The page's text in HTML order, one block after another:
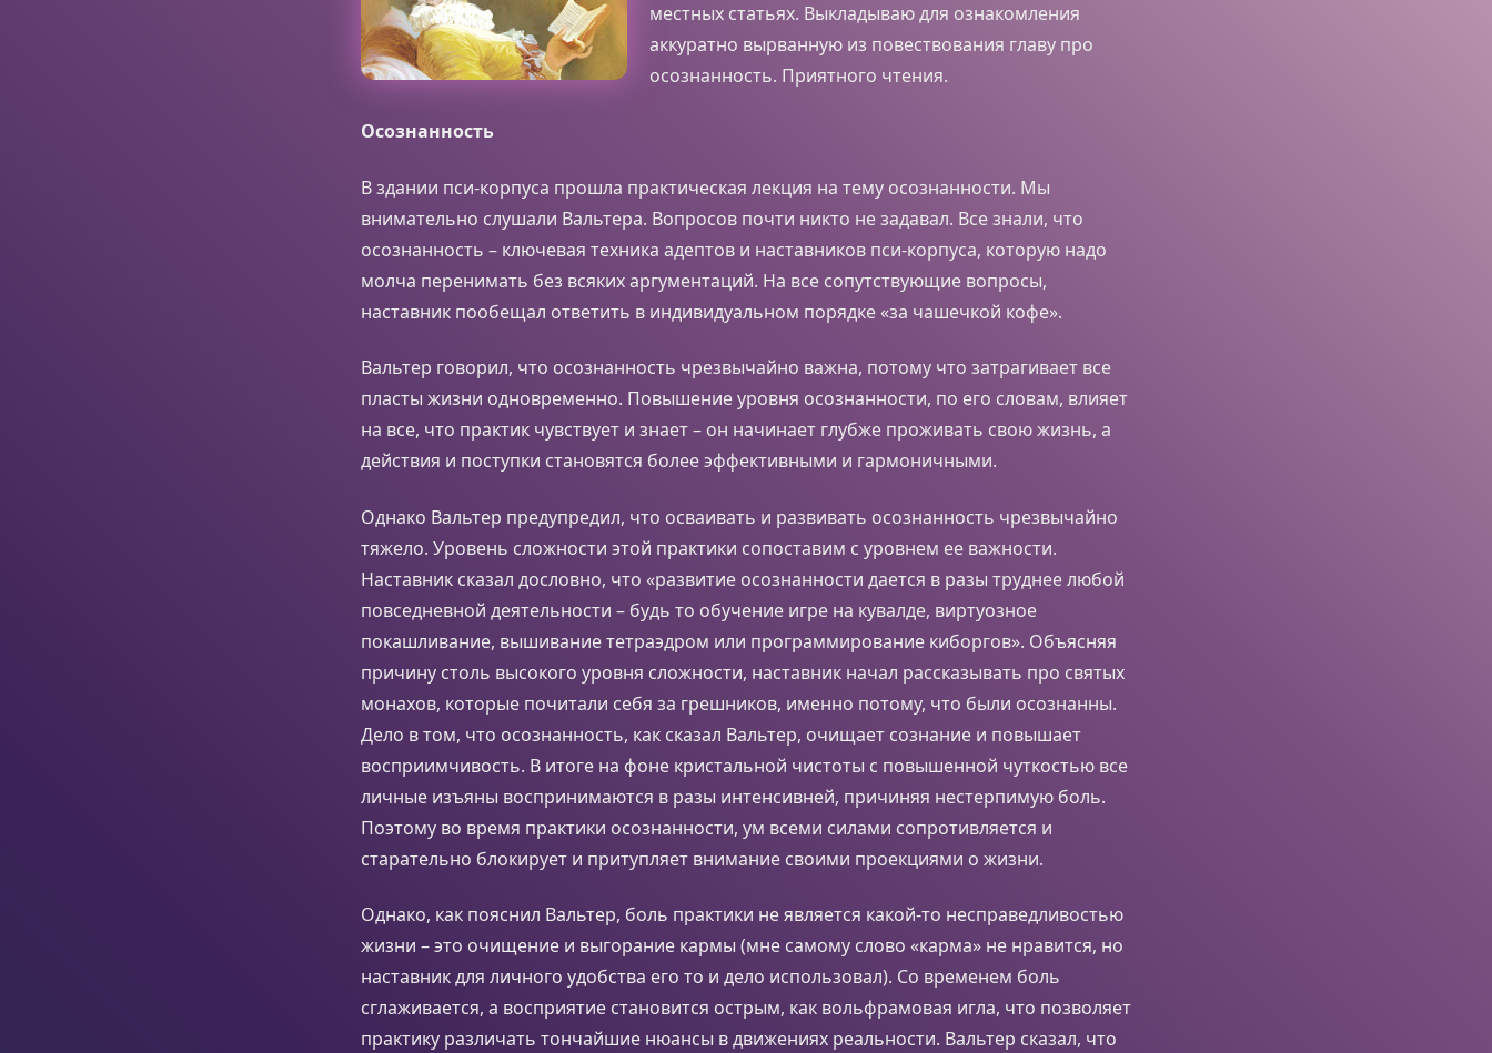
местных статьях. Выкладываю для ознакомления
аккуратно вырванную из повествования главу про
осознанность. Приятного чтения.
Осознанность
В здании пси-корпуса прошла практическая лекция на тему осознанности. Мы
внимательно слушали Вальтера. Вопросов почти никто не задавал. Все знали, что
осознанность – ключевая техника адептов и наставников пси-корпуса, которую надо
молча перенимать без всяких аргументаций. На все сопутствующие вопросы,
наставник пообещал ответить в индивидуальном порядке «за чашечкой кофе».
Вальтер говорил, что осознанность чрезвычайно важна, потому что затрагивает все
пласты жизни одновременно. Повышение уровня осознанности, по его словам, влияет
на все, что практик чувствует и знает – он начинает глубже проживать свою жизнь, а
действия и поступки становятся более эффективными и гармоничными.
Однако Вальтер предупредил, что осваивать и развивать осознанность чрезвычайно
тяжело. Уровень сложности этой практики сопоставим с уровнем ее важности.
Наставник сказал дословно, что «развитие осознанности дается в разы труднее любой
повседневной деятельности – будь то обучение игре на кувалде, виртуозное
покашливание, вышивание тетраэдром или программирование киборгов». Объясняя
причину столь высокого уровня сложности, наставник начал рассказывать про святых
монахов, которые почитали себя за грешников, именно потому, что были осознанны.
Дело в том, что осознанность, как сказал Вальтер, очищает сознание и повышает
восприимчивость. В итоге на фоне кристальной чистоты с повышенной чуткостью все
личные изъяны воспринимаются в разы интенсивней, причиняя нестерпимую боль.
Поэтому во время практики осознанности, ум всеми силами сопротивляется и
старательно блокирует и притупляет внимание своими проекциями о жизни.
Однако, как пояснил Вальтер, боль практики не является какой-то несправедливостью
жизни – это очищение и выгорание кармы (мне самому слово «карма» не нравится, но
наставник для личного удобства его то и дело использовал). Со временем боль
сглаживается, а восприятие становится острым, как вольфрамовая игла, что позволяет
практику различать тончайшие нюансы в движениях реальности. Вальтер сказал, что